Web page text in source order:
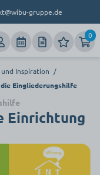
gruppe.de
0
Inspiration /
Eingliederungshilfe
Einrichtung